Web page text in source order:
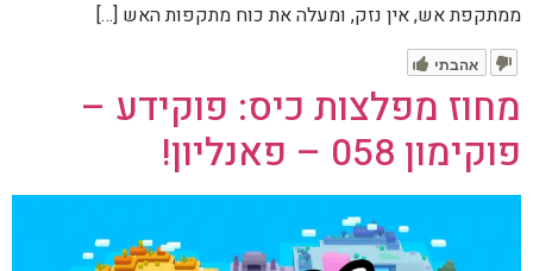
ממתקפת אש, אין נזק, ומעלה את כוח מתקפות האש […]
אהבתי
מחוז מפלצות כיס: פוקידע –
פוקימון 058 – פאנליון!